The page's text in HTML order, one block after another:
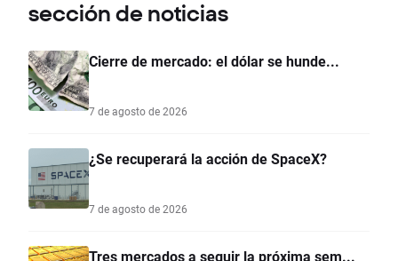
sección de noticias
Cierre de mercado: el dólar se hunde...
7 de agosto de 2026
¿Se recuperará la acción de SpaceX?
7 de agosto de 2026
Tres mercados a seguir la próxima sem...